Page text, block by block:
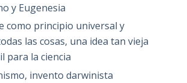
y Eugenesia
como principio universal y
las cosas, una idea tan vieja
para la ciencia
invento darwinista